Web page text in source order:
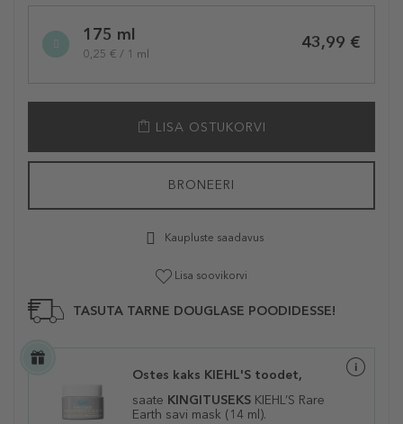
variation175 ml
0,25 € / 1 ml
43,99 €
LISA OSTUKORVI
BRONEERI
Kaupluste saadavus
Lisa soovikorvi
TASUTA TARNE DOUGLASE POODIDESSE!
Ostes kaks KIEHL'S toodet,
saate KINGITUSEKS KIEHL’S Rare
Earth savi mask (14 ml).